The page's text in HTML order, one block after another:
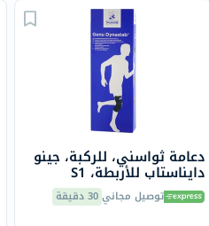
دعامة ثواسني، للركبة، جينو
دايناستاب للأربطة، S1
23700501توصيل مجاني30 دقيقة